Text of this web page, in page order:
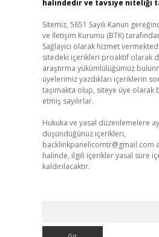
halindedir ve tavsiye niteliği
Sitemiz, 5651 Sayılı Kanun
ve İletişim Kurumu (BTK)
Sağlayıcı olarak hizmet
sitedeki içerikleri proaktif olarak
araştırma yükümlülüğümüz
üyelerimiz yazdıkları içeriklerin
taşımakta olup, siteye üye olarak
etmiş sayılırlar.
Hukuka ve yasal düzenlemelere
düşündüğünüz içerikleri,
backlinkpanelicomtr@gmail.com
halinde, ilgili içerikler yasal süre
kaldırılacaktır.